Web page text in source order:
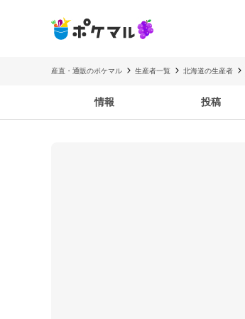
産直・通販のポケマル 生産者一覧 北海道の生産者
情報 投稿